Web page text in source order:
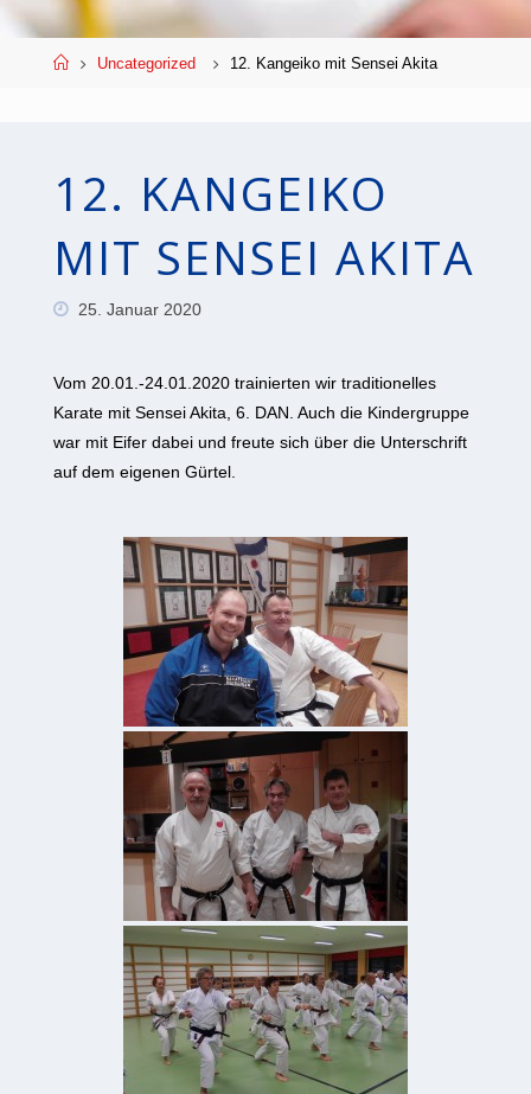
StartUncategorized 12. Kangeiko mit Sensei Akita
12. KANGEIKO
MIT SENSEI AKITA
25. Januar 2020
Vom 20.01.-24.01.2020 trainierten wir traditionelles
Karate mit Sensei Akita, 6. DAN. Auch die Kindergruppe
war mit Eifer dabei und freute sich über die Unterschrift
auf dem eigenen Gürtel.